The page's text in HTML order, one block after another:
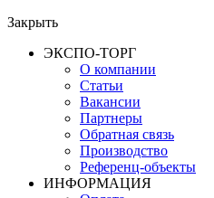
Закрыть
ЭКСПО-ТОРГ
О компании
Статьи
Вакансии
Партнеры
Обратная связь
Производство
Референц-объекты
ИНФОРМАЦИЯ